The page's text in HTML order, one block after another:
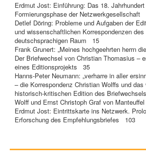
Erdmut Jost: Einführung: Das 18.
Formierungsphase der Netzwerkgesellschaft
Detlef Döring: Probleme und Aufgaben der
und wissenschaftlichen Korrespondenzen
deutschsprachigen Raum 15
Frank Grunert: „Meines hochgeehrten herrn
Der Briefwechsel von Christian Thomasius –
eines Editionsprojekts 35
Hanns-Peter Neumann: „verharre in aller
– die Korrespondenz Christian Wolffs und das
historisch-kritischen Edition des
Wolff und Ernst Christoph Graf von
Erdmut Jost: Eintrittskarte ins Netzwerk.
Erforschung des Empfehlungsbriefes 103